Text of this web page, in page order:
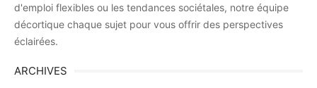
d'emploi flexibles ou les tendances sociétales, notre équipe
décortique chaque sujet pour vous offrir des perspectives
éclairées.
ARCHIVES